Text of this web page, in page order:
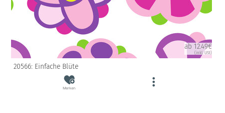
ab 12.49€
(inkl. USt)
20566: Einfache Blüte
Merken